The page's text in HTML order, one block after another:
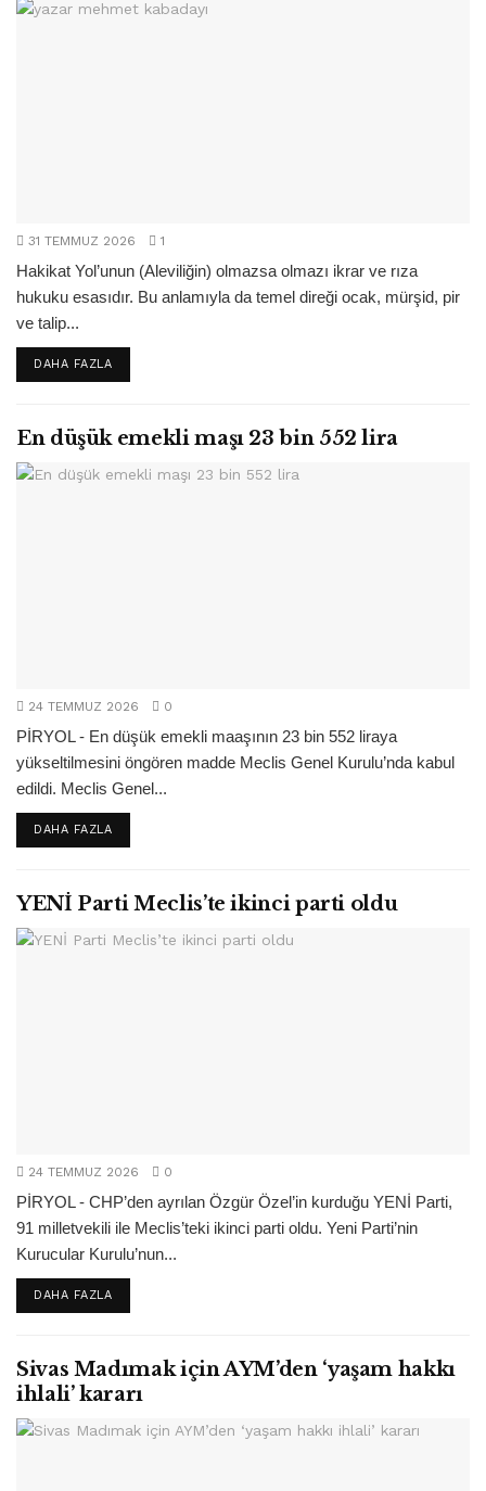
31 TEMMUZ 2026 1
Hakikat Yol’unun (Aleviliğin) olmazsa olmazı ikrar ve rıza
hukuku esasıdır. Bu anlamıyla da temel direği ocak, mürşid, pir
ve talip...
DAHA FAZLADETAILS
En düşük emekli maşı 23 bin 552 lira
24 TEMMUZ 2026 0
PİRYOL - En düşük emekli maaşının 23 bin 552 liraya
yükseltilmesini öngören madde Meclis Genel Kurulu’nda kabul
edildi. Meclis Genel...
DAHA FAZLADETAILS
YENİ Parti Meclis’te ikinci parti oldu
24 TEMMUZ 2026 0
PİRYOL - CHP’den ayrılan Özgür Özel’in kurduğu YENİ Parti,
91 milletvekili ile Meclis’teki ikinci parti oldu. Yeni Parti’nin
Kurucular Kurulu’nun...
DAHA FAZLADETAILS
Sivas Madımak için AYM’den ‘yaşam hakkı
ihlali’ kararı